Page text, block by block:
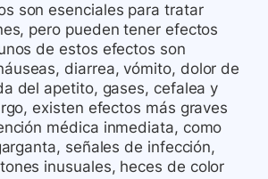
son esenciales para tratar
pero pueden tener efectos
de estos efectos son
diarrea, vómito, dolor de
del apetito, gases, cefalea y
existen efectos más graves
médica inmediata, como
señales de infección,
inusuales, heces de color